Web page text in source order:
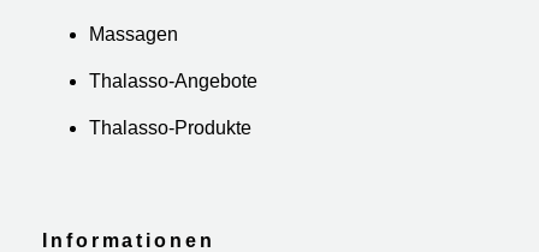
Massagen
Thalasso-Angebote
Thalasso-Produkte
Informationen